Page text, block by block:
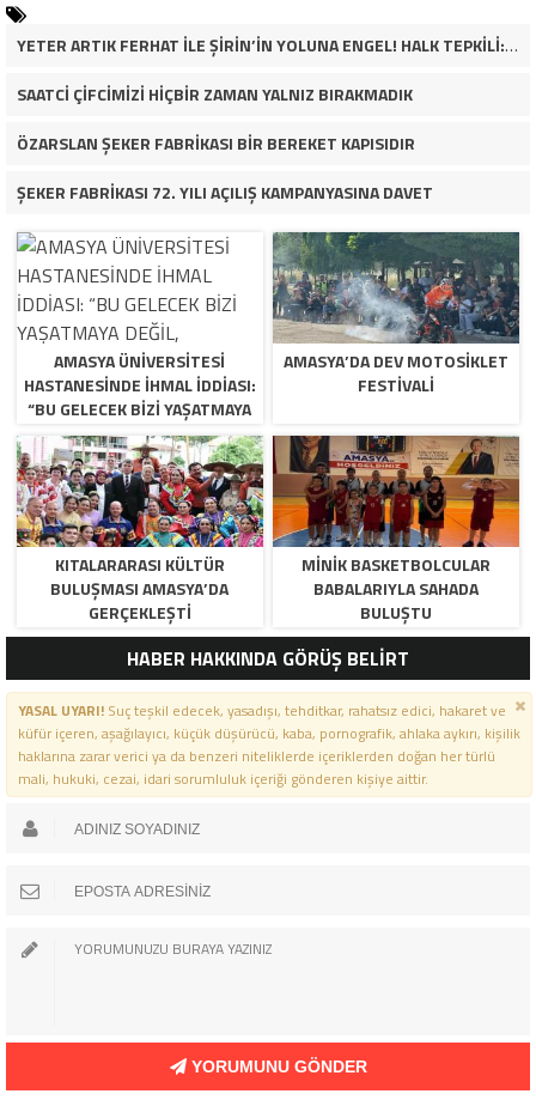
YETER ARTIK FERHAT İLE ŞİRİN’İN YOLUNA ENGEL! HALK TEPKİLİ: “YOLU KAPATMAK ÇÖZÜM DEĞİL, GÖREVİNİ YAP!”
SAATCİ ÇİFCİMİZİ HİÇBİR ZAMAN YALNIZ BIRAKMADIK
ÖZARSLAN ŞEKER FABRİKASI BİR BEREKET KAPISIDIR
ŞEKER FABRİKASI 72. YILI AÇILIŞ KAMPANYASINA DAVET
AMASYA ÜNİVERSİTESİ
HASTANESİNDE İHMAL İDDİASI:
“BU GELECEK BİZİ YAŞATMAYA
DEĞİL, ÖLDÜRMEYE GELİYOR!”
AMASYA’DA DEV MOTOSIKLET
FESTIVALI
KITALARARASI KÜLTÜR
BULUŞMASI AMASYA’DA
GERÇEKLEŞTI
MINIK BASKETBOLCULAR
BABALARIYLA SAHADA
BULUŞTU
HABER HAKKINDA GÖRÜŞ BELİRT
YASAL UYARI!Suç teşkil edecek, yasadışı, tehditkar, rahatsız edici, hakaret ve
küfür içeren, aşağılayıcı, küçük düşürücü, kaba, pornografik, ahlaka aykırı, kişilik
haklarına zarar verici ya da benzeri niteliklerde içeriklerden doğan her türlü
mali, hukuki, cezai, idari sorumluluk içeriği gönderen kişiye aittir.
YORUMUNU GÖNDER